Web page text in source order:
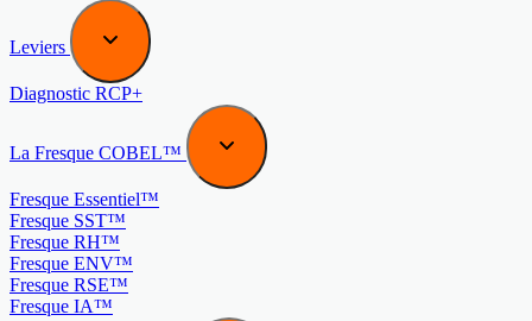
Leviers
Diagnostic RCP+
La Fresque COBEL™
Fresque Essentiel™
Fresque SST™
Fresque RH™
Fresque ENV™
Fresque RSE™
Fresque IA™